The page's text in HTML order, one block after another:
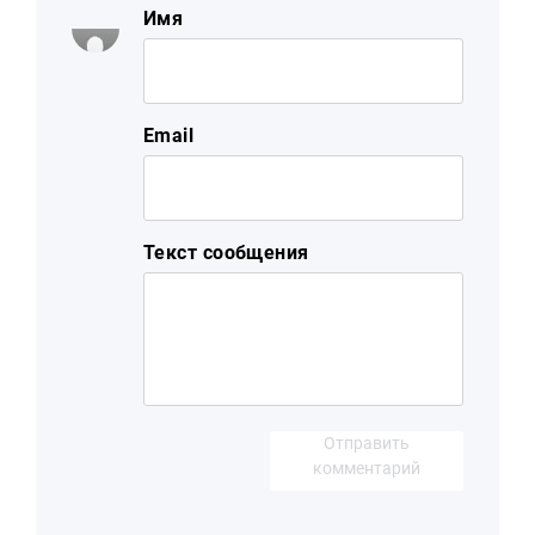
Имя
Email
Текст сообщения
Отправить
комментарий